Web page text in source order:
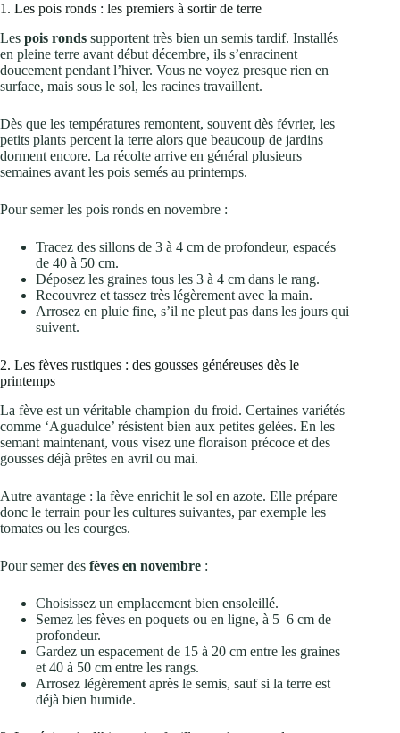
1. Les pois ronds : les premiers à sortir de terre
Les pois ronds supportent très bien un semis tardif. Installés
en pleine terre avant début décembre, ils s’enracinent
doucement pendant l’hiver. Vous ne voyez presque rien en
surface, mais sous le sol, les racines travaillent.
Dès que les températures remontent, souvent dès février, les
petits plants percent la terre alors que beaucoup de jardins
dorment encore. La récolte arrive en général plusieurs
semaines avant les pois semés au printemps.
Pour semer les pois ronds en novembre :
Tracez des sillons de 3 à 4 cm de profondeur, espacés
de 40 à 50 cm.
Déposez les graines tous les 3 à 4 cm dans le rang.
Recouvrez et tassez très légèrement avec la main.
Arrosez en pluie fine, s’il ne pleut pas dans les jours qui
suivent.
2. Les fèves rustiques : des gousses généreuses dès le
printemps
La fève est un véritable champion du froid. Certaines variétés
comme ‘Aguadulce’ résistent bien aux petites gelées. En les
semant maintenant, vous visez une floraison précoce et des
gousses déjà prêtes en avril ou mai.
Autre avantage : la fève enrichit le sol en azote. Elle prépare
donc le terrain pour les cultures suivantes, par exemple les
tomates ou les courges.
Pour semer des fèves en novembre :
Choisissez un emplacement bien ensoleillé.
Semez les fèves en poquets ou en ligne, à 5–6 cm de
profondeur.
Gardez un espacement de 15 à 20 cm entre les graines
et 40 à 50 cm entre les rangs.
Arrosez légèrement après le semis, sauf si la terre est
déjà bien humide.